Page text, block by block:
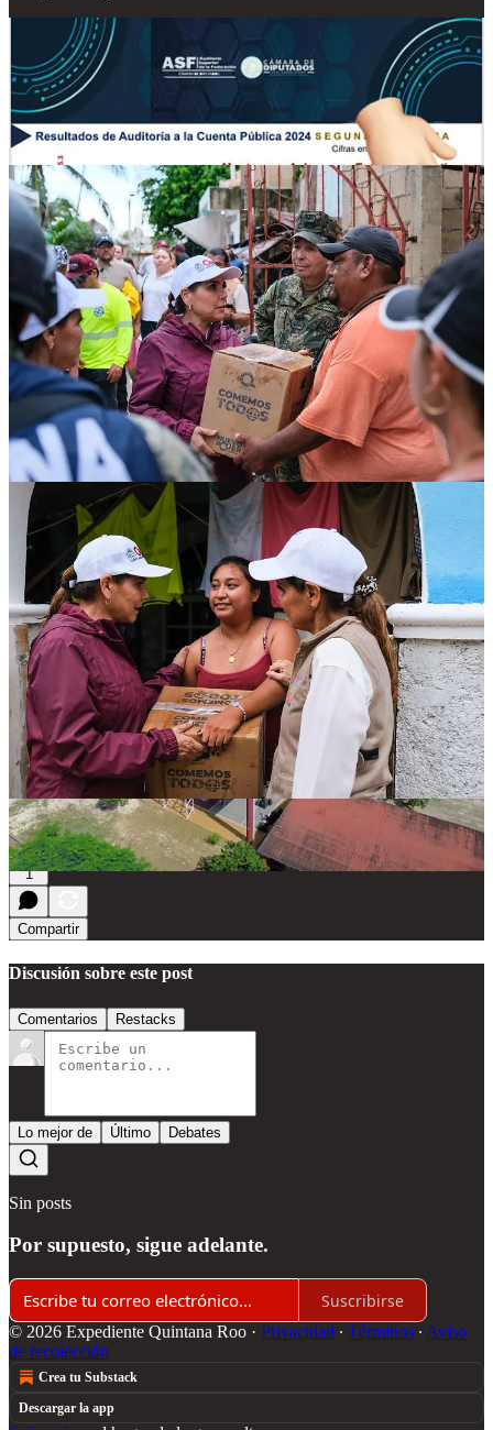
1
Compartir
Discusión sobre este post
Comentarios Restacks
Lo mejor de Último Debates
Sin posts
Por supuesto, sigue adelante.
Suscribirse
© 2026 Expediente Quintana Roo · Privacidad ∙ Términos ∙ Aviso
de recolección
Crea tu Substack
Descargar la app